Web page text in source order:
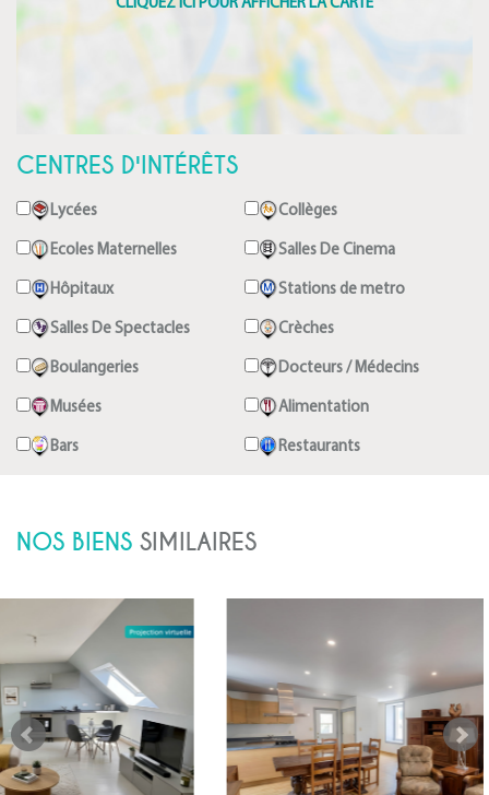
CENTRES D'INTÉRÊTS
Lycées Collèges
Ecoles Maternelles Salles De Cinema
Hôpitaux Stations de metro
Salles De Spectacles Crèches
Boulangeries Docteurs / Médecins
Musées Alimentation
Bars Restaurants
NOS BIENS SIMILAIRES